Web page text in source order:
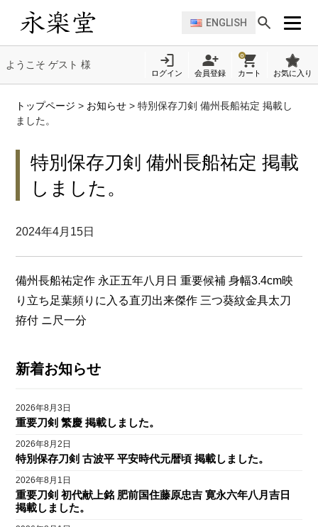
ENGLISH
ようこそ ゲスト 様
ログイン 会員登録
0
カート お気に入り
トップページ > お知らせ >特別保存刀剣 備州長船祐定 掲載し
ました。
特別保存刀剣 備州長船祐定 掲載
しました。
2024年4月15日
備州長船祐定作 永正五年八月日 重要候補 身幅3.4cm映
り立ち足葉頻りに入る直刃出来傑作 三つ葵紋金具太刀
拵付 ニ尺一分
新着お知らせ
2026年8月3日
重要刀剣 繁慶 掲載しました。
2026年8月2日
特別保存刀剣 古波平 平安時代元暦頃 掲載しました。
2026年8月1日
重要刀剣 初代献上銘 肥前国住藤原忠吉 寛永六年八月吉日
掲載しました。